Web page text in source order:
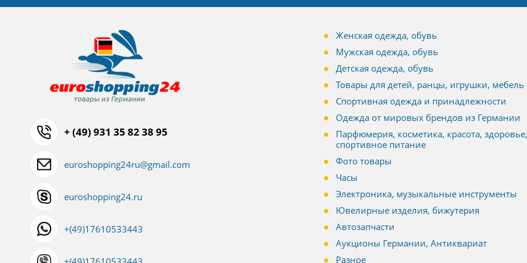
+ (49) 931 35 82 38 95
euroshopping24ru@gmail.com
euroshopping24.ru
+(49)17610533443
Женская одежда, обувь
Мужская одежда, обувь
Детская одежда, обувь
Товары для детей, ранцы, игрушки, мебель
Спортивная одежда и принадлежности
Одежда от мировых брендов из Германии
Парфюмерия, косметика, красота, здоровье,
спортивное питание
Фото товары
Часы
Электроника, музыкальные инструменты
Ювелирные изделия, бижутерия
Автозапчасти
Аукционы Германии, Антиквариат
Разное